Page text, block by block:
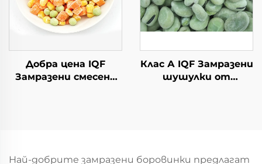
Добра цена IQF
Замразени смесени
Клас А IQF Замразени
шушулки от
Най-добрите замразени боровинки предлагат